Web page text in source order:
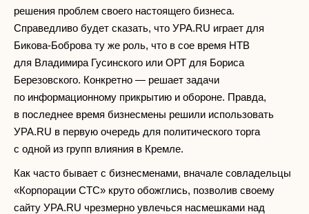
решения проблем своего настоящего бизнеса.
Справедливо будет сказать, что УРА.RU играет для
Бикова-Боброва ту же роль, что в сое время НТВ
для Владимира Гусинского или ОРТ для Бориса
Березовского. Конкретно — решает задачи
по информационному прикрытию и обороне. Правда,
в последнее время бизнесмены решили использовать
УРА.RU в первую очередь для политического торга
с одной из групп влияния в Кремле.
Как часто бывает с бизнесменами, вначале совладельцы
«Корпорации СТС» круто обожглись, позволив своему
сайту УРА.RU чрезмерно увлечься насмешками над